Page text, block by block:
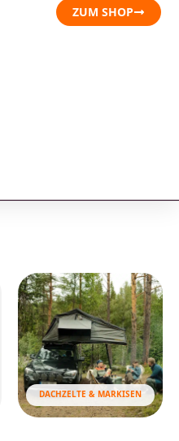
ZUM SHOP
DACHZELTE & MARKISEN